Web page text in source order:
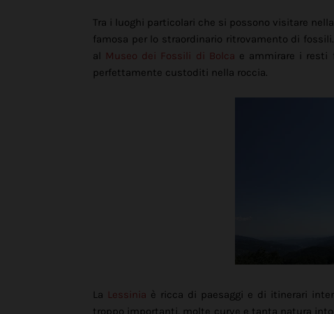
Tra i luoghi particolari che si possono visitare
famosa per lo straordinario ritrovamento di
al Museo dei Fossili di Bolca e ammirare i resti
perfettamente custoditi nella roccia.
La Lessinia è ricca di paesaggi e di itinerari
troppo importanti, molte curve e tanta natura